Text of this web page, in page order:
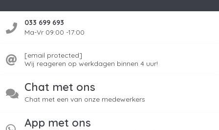
033 699 693
Ma-Vr 09:00 -17:00
[email protected]
Wij reageren op werkdagen binnen 4 uur!
Chat met ons
Chat met een van onze medewerkers
App met ons